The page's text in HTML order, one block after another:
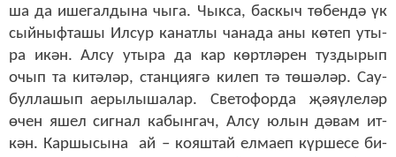
ша да ише­гал­ды­на чы­га. Чык­са, бас­кыч тө­бен­дә үк
сый­ныф­та­шы Ил­сур ка­нат­лы ча­на­да аны кө­теп уты­
ра икән. Ал­су уты­ра да кар көрт­лә­рен туз­ды­рып
очып та ки­тә­ләр, стан­ци­я­гә ки­леп тә тө­шә­ләр. Сау­
бул­ла­шып ае­ры­лы­ша­лар. Све­то­фор­да җәя­ү­ле­ләр
өчен яшел сиг­нал ка­бын­гач, Ал­су юлын дә­вам ит­
кән. Кар­шы­сы­на ай – ко­яш­тай ел­ма­еп күр­ше­се би­